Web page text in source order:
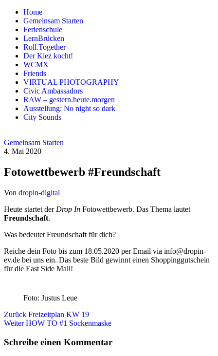
Zum
Inhalt
springen
Home
Gemeinsam Starten
Ferienschule
LernBrücken
Roll.Together
Der Kiez kocht!
WCMX
Friends
VIRTUAL PHOTOGRAPHY
Civic Ambassadors
RAW – gestern.heute.morgen
Ausstellung: No night so dark
City Sounds
Gemeinsam Starten
4. Mai 2020
Fotowettbewerb #Freundschaft
Von dropin-digital
Heute startet der Drop In Fotowettbewerb. Das Thema lautet
Freundschaft.
Was bedeutet Freundschaft für dich?
Reiche dein Foto bis zum 18.05.2020 per Email via info@dropin-
ev.de bei uns ein. Das beste Bild gewinnt einen Shoppinggutschein
für die East Side Mall!
Foto: Justus Leue
Beitragsnavigation
Vorheriger
Beitrag
Zurück Freizeitplan KW 19
Nächster
Weiter HOW TO #1 Sockenmaske
Schreibe einen Kommentar